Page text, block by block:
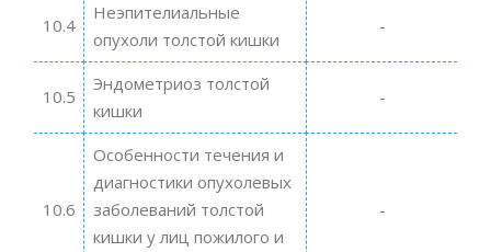
10.4
Неэпителиальные
опухоли толстой кишки
-
10.5
Эндометриоз толстой
кишки
-
10.6
Особенности течения и
диагностики опухолевых
заболеваний толстой
кишки у лиц пожилого и
-